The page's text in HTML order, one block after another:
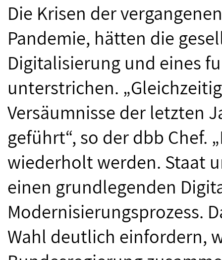
Die Krisen der
Pandemie, hätten die
Digitalisierung und eines
unterstrichen.
Versäumnisse der letzten
geführt“, so der dbb Chef.
wiederholt werden. Staat
einen grundlegenden
Modernisierungsprozess.
Wahl deutlich einfordern,